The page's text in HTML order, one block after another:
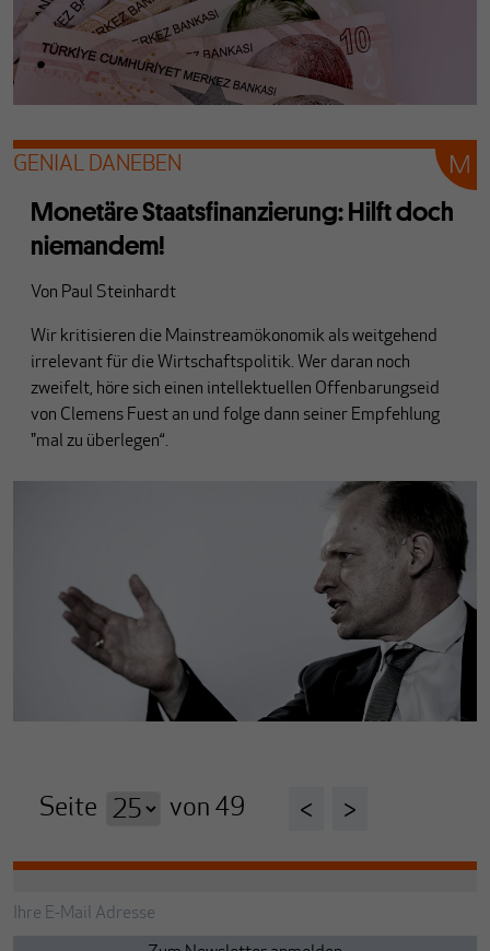
GENIAL DANEBEN
Monetäre Staatsfinanzierung: Hilft doch
niemandem!
Von Paul Steinhardt
Wir kritisieren die Mainstreamökonomik als weitgehend
irrelevant für die Wirtschaftspolitik. Wer daran noch
zweifelt, höre sich einen intellektuellen Offenbarungseid
von Clemens Fuest an und folge dann seiner Empfehlung
"mal zu überlegen“.
Seite von 49 < >